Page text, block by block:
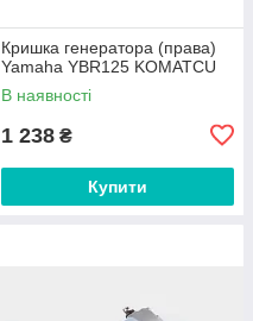
Кришка генератора (права)
Yamaha YBR125 KOMATCU
В наявності
1 238 ₴
Купити